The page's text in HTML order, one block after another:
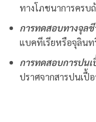
ทางโภชนาการครบ
การทดสอบทางจุล
แบคทีเรียหรือจุลิน
การทดสอบการปนเ
ปราศจากสารปนเปื้